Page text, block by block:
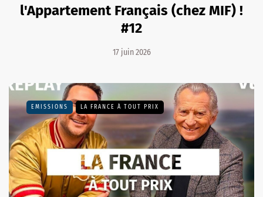
l'Appartement Français (chez MIF) !
#12
17 juin 2026
EMISSIONS LA FRANCE À TOUT PRIX